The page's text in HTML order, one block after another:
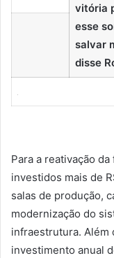
vitória
esse
salvar
disse
Para a reativação
investidos mais de
salas de produção,
modernização do
infraestrutura. Além
investimento anual